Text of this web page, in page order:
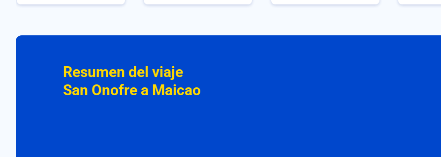
Resumen del viaje
San Onofre a Maicao